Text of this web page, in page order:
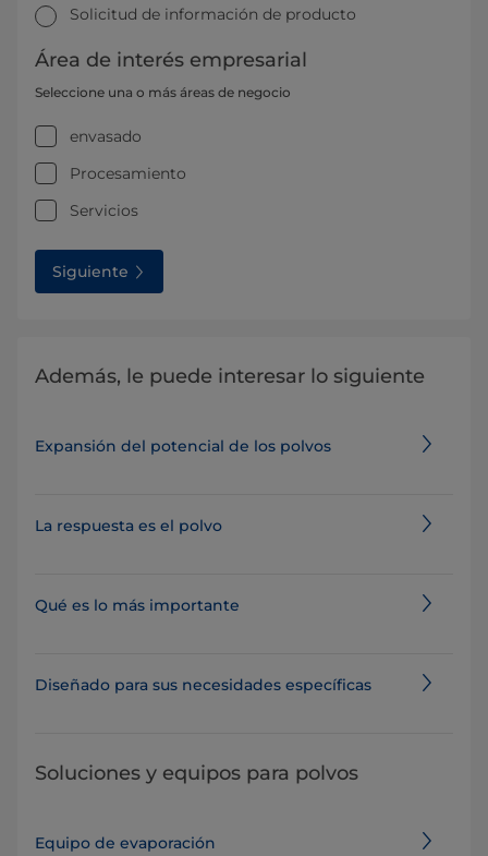
Solicitud de información de producto
Área de interés empresarial
Seleccione una o más áreas de negocio
envasado
Procesamiento
Servicios
Siguiente
Además, le puede interesar lo siguiente
Expansión del potencial de los polvos
La respuesta es el polvo
Qué es lo más importante
Diseñado para sus necesidades específicas
Soluciones y equipos para polvos
Equipo de evaporación